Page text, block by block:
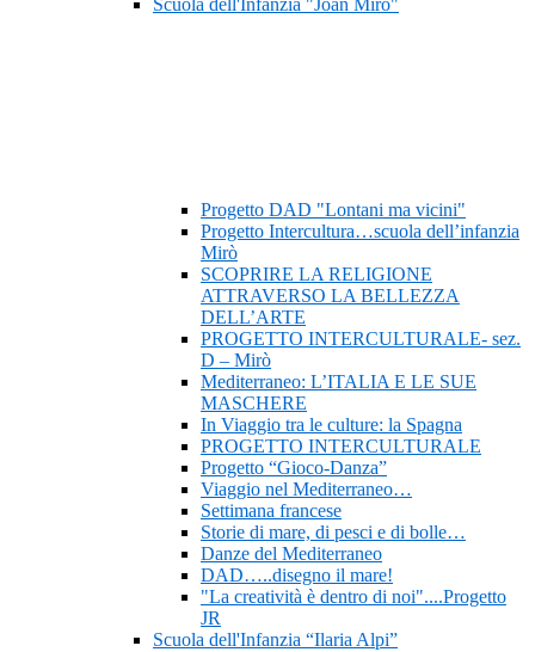
Scuola dell'Infanzia "Joan Mirò"
Progetto DAD "Lontani ma vicini"
Progetto Intercultura…scuola dell’infanzia
Mirò
SCOPRIRE LA RELIGIONE
ATTRAVERSO LA BELLEZZA
DELL’ARTE
PROGETTO INTERCULTURALE- sez.
D – Mirò
Mediterraneo: L’ITALIA E LE SUE
MASCHERE
In Viaggio tra le culture: la Spagna
PROGETTO INTERCULTURALE
Progetto “Gioco-Danza”
Viaggio nel Mediterraneo…
Settimana francese
Storie di mare, di pesci e di bolle…
Danze del Mediterraneo
DAD…..disegno il mare!
"La creatività è dentro di noi"....Progetto
JR
Scuola dell'Infanzia “Ilaria Alpi”